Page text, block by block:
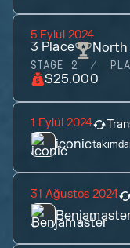
5 Eylül 2024
3 Place North
STAGE 2
$25.000
1 Eylül 2024
iconic
31 Ağustos 2024